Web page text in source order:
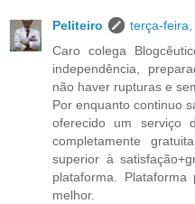
Peliteiro
terça-
Caro colega
independência,
não haver rupturas e
Por enquanto continuo
oferecido um serviço
completamente
superior à
plataforma.
melhor.